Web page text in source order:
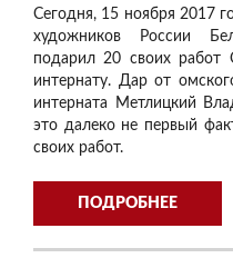
Сегодня, 15 ноября 2017
художников России
подарил 20 своих работ
интернату. Дар от
интерната Метлицкий
это далеко не первый
своих работ.
ПОДРОБНЕЕ